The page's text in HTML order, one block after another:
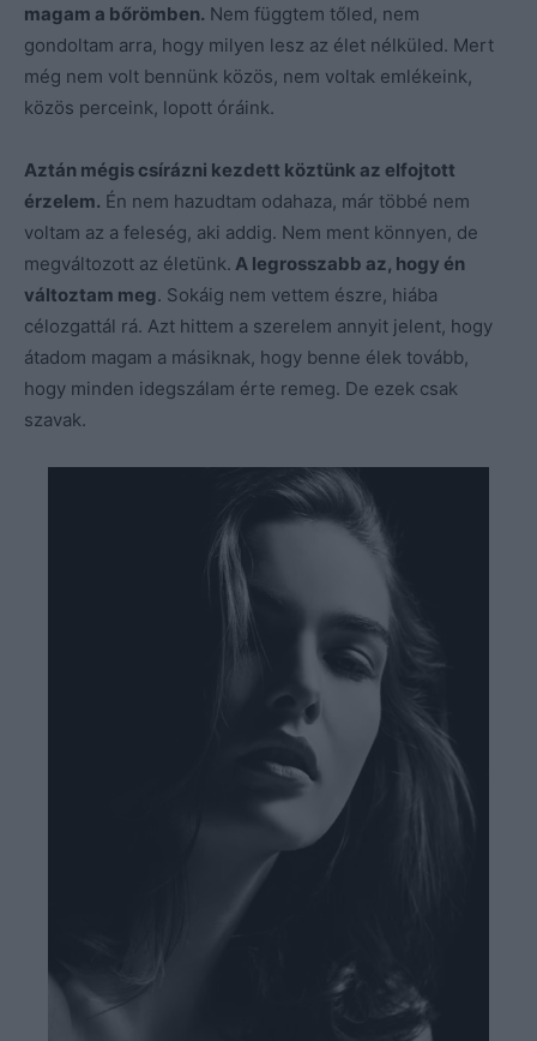
magam a bőrömben. Nem függtem tőled, nem
gondoltam arra, hogy milyen lesz az élet nélküled. Mert
még nem volt bennünk közös, nem voltak emlékeink,
közös perceink, lopott óráink.
Aztán mégis csírázni kezdett köztünk az elfojtott
érzelem. Én nem hazudtam odahaza, már többé nem
voltam az a feleség, aki addig. Nem ment könnyen, de
megváltozott az életünk. A legrosszabb az, hogy én
változtam meg. Sokáig nem vettem észre, hiába
célozgattál rá. Azt hittem a szerelem annyit jelent, hogy
átadom magam a másiknak, hogy benne élek tovább,
hogy minden idegszálam érte remeg. De ezek csak
szavak.